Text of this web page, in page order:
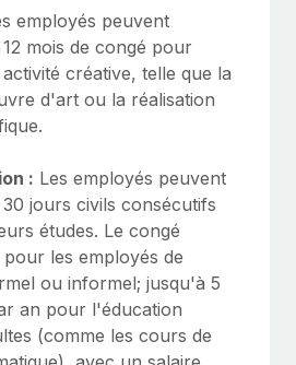
employés peuvent
mois de congé pour
créative, telle que la
d'art ou la réalisation
: Les employés peuvent
jours civils consécutifs
études. Le congé
les employés de
ou informel; jusqu'à 5
an pour l'éducation
(comme les cours de